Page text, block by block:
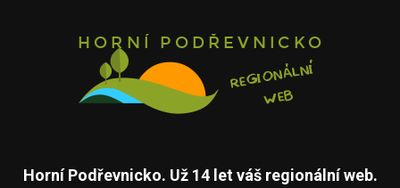
Horní Podřevnicko. Už 14 let váš regionální web.